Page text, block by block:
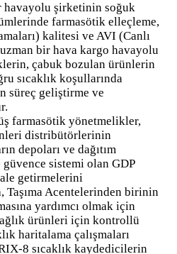
şirketinin soğuk
farmasötik elleçleme,
kalitesi ve AVI (Canlı
bir hava kargo havayolu
çabuk bozulan ürünlerin
sıcaklık koşullarında
süreç geliştirme ve
farmasötik yönetmelikler,
distribütörlerinin
depoları ve dağıtım
sistemi olan GDP
getirmelerini
Taşıma Acentelerinden birinin
yardımcı olmak için
ürünleri için kontrollü
haritalama çalışmaları
8 sıcaklık kaydedicilerin